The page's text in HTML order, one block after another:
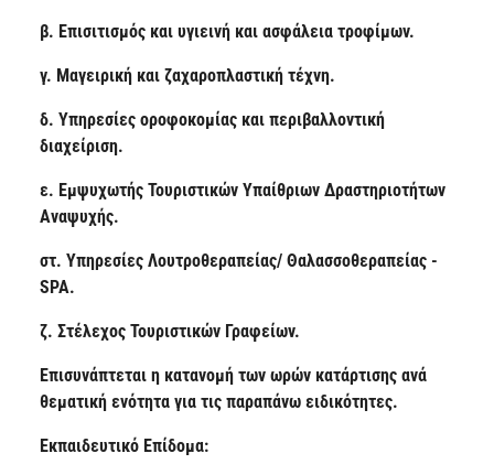
β. Επισιτισμός και υγιεινή και ασφάλεια τροφίμων.
γ. Μαγειρική και ζαχαροπλαστική τέχνη.
δ. Υπηρεσίες οροφοκομίας και περιβαλλοντική
διαχείριση.
ε. Εμψυχωτής Τουριστικών Υπαίθριων Δραστηριοτήτων
Αναψυχής.
στ. Υπηρεσίες Λουτροθεραπείας/ Θαλασσοθεραπείας -
SPA.
ζ. Στέλεχος Τουριστικών Γραφείων.
Επισυνάπτεται η κατανομή των ωρών κατάρτισης ανά
θεματική ενότητα για τις παραπάνω ειδικότητες.
Εκπαιδευτικό Επίδομα: